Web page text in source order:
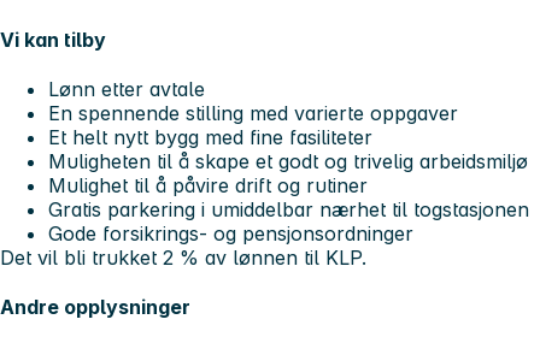
Vi kan tilby
Lønn etter avtale
En spennende stilling med varierte oppgaver
Et helt nytt bygg med fine fasiliteter
Muligheten til å skape et godt og trivelig arbeidsmiljø
Mulighet til å påvire drift og rutiner
Gratis parkering i umiddelbar nærhet til togstasjonen
Gode forsikrings- og pensjonsordninger
Det vil bli trukket 2 % av lønnen til KLP.
Andre opplysninger